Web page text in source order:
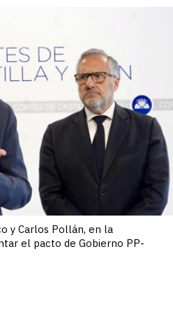
y Carlos Pollán, en la
el pacto de Gobierno PP-